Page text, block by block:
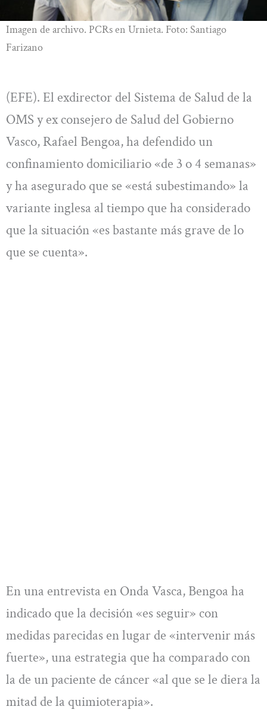
Imagen de archivo. PCRs en Urnieta. Foto: Santiago
Farizano
(EFE). El exdirector del Sistema de Salud de la
OMS y ex consejero de Salud del Gobierno
Vasco, Rafael Bengoa, ha defendido un
confinamiento domiciliario «de 3 o 4 semanas»
y ha asegurado que se «está subestimando» la
variante inglesa al tiempo que ha considerado
que la situación «es bastante más grave de lo
que se cuenta».
En una entrevista en Onda Vasca, Bengoa ha
indicado que la decisión «es seguir» con
medidas parecidas en lugar de «intervenir más
fuerte», una estrategia que ha comparado con
la de un paciente de cáncer «al que se le diera la
mitad de la quimioterapia».